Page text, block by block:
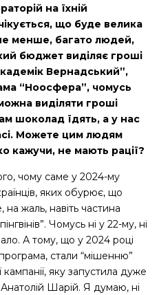
на їхній
що буде велика
менше, багато людей,
бюджет виділяє гроші
Вернадський”,
“Ноосфера”, чомусь
виділяти гроші
шоколад їдять, а у нас
Можете цим людям
кажучи, не мають рації?
чому саме у 2024-му
яких обурює, що
на жаль, навіть частина
Чомусь ні у 22-му, ні
А тому, що у 2024 році
стали “мішенню”
кампанії, яку запустила дуже
Анатолій Шарій. Я думаю, ні